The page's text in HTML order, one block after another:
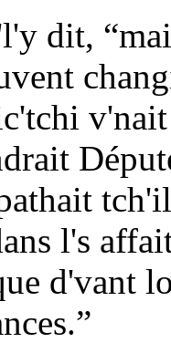
dit,
l's
d'vant